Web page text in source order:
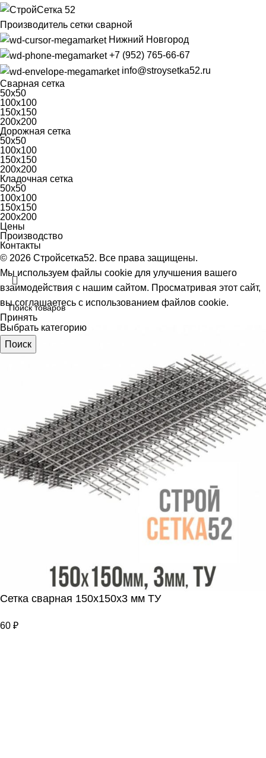
Производитель сетки сварной
Нижний Новгород
+7 (952) 765-66-67
info@stroysetka52.ru
Сварная сетка
50х50
100х100
150х150
200х200
Дорожная сетка
50х50
100х100
150х150
200х200
Кладочная сетка
50х50
100х100
150х150
200х200
Цены
Производство
Контакты
© 2026 Стройсетка52. Все права защищены.
Выбрать категорию
Поиск
Мы используем файлы cookie для улучшения вашего
взаимодействия с нашим сайтом. Просматривая этот сайт,
вы соглашаетесь с использованием файлов cookie.
Принять
Сетка сварная 150х150х3 мм ТУ
60 ₽